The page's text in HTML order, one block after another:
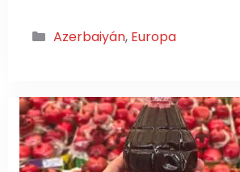
Categorías
Azerbaiyán, Europa